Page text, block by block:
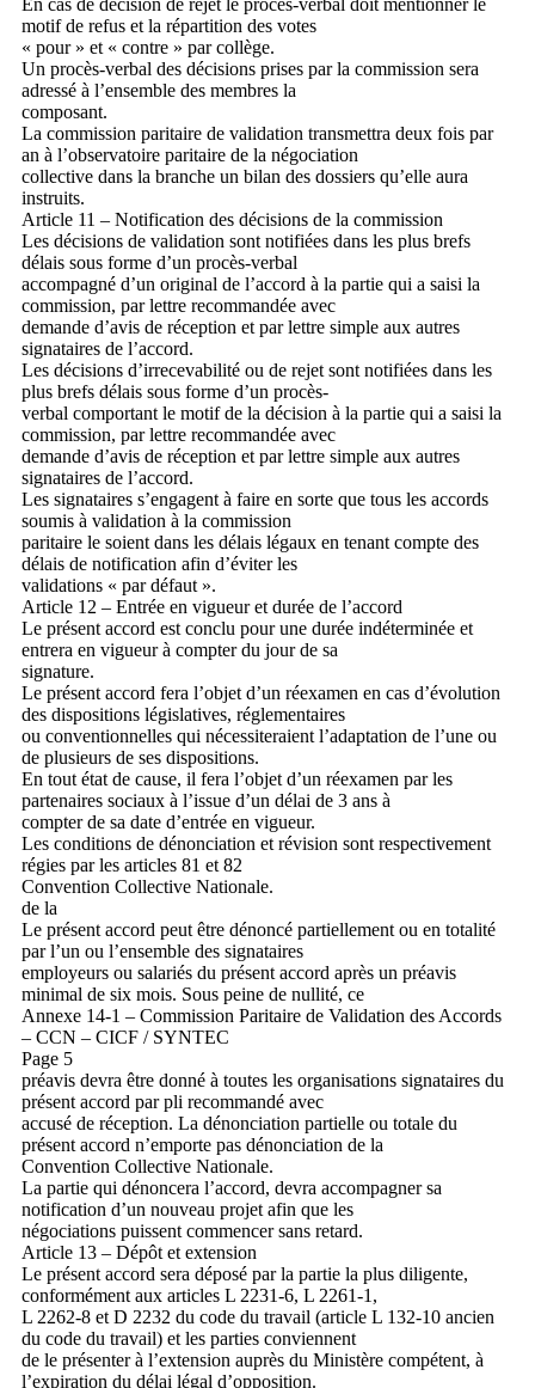
En cas de décision de rejet le procès-verbal doit mentionner le
motif de refus et la répartition des votes
« pour » et « contre » par collège.
Un procès-verbal des décisions prises par la commission sera
adressé à l’ensemble des membres la
composant.
La commission paritaire de validation transmettra deux fois par
an à l’observatoire paritaire de la négociation
collective dans la branche un bilan des dossiers qu’elle aura
instruits.
Article 11 – Notification des décisions de la commission
Les décisions de validation sont notifiées dans les plus brefs
délais sous forme d’un procès-verbal
accompagné d’un original de l’accord à la partie qui a saisi la
commission, par lettre recommandée avec
demande d’avis de réception et par lettre simple aux autres
signataires de l’accord.
Les décisions d’irrecevabilité ou de rejet sont notifiées dans les
plus brefs délais sous forme d’un procès-
verbal comportant le motif de la décision à la partie qui a saisi la
commission, par lettre recommandée avec
demande d’avis de réception et par lettre simple aux autres
signataires de l’accord.
Les signataires s’engagent à faire en sorte que tous les accords
soumis à validation à la commission
paritaire le soient dans les délais légaux en tenant compte des
délais de notification afin d’éviter les
validations « par défaut ».
Article 12 – Entrée en vigueur et durée de l’accord
Le présent accord est conclu pour une durée indéterminée et
entrera en vigueur à compter du jour de sa
signature.
Le présent accord fera l’objet d’un réexamen en cas d’évolution
des dispositions législatives, réglementaires
ou conventionnelles qui nécessiteraient l’adaptation de l’une ou
de plusieurs de ses dispositions.
En tout état de cause, il fera l’objet d’un réexamen par les
partenaires sociaux à l’issue d’un délai de 3 ans à
compter de sa date d’entrée en vigueur.
Les conditions de dénonciation et révision sont respectivement
régies par les articles 81 et 82
Convention Collective Nationale.
de la
Le présent accord peut être dénoncé partiellement ou en totalité
par l’un ou l’ensemble des signataires
employeurs ou salariés du présent accord après un préavis
minimal de six mois. Sous peine de nullité, ce
Annexe 14-1 – Commission Paritaire de Validation des Accords
– CCN – CICF / SYNTEC
Page 5
préavis devra être donné à toutes les organisations signataires du
présent accord par pli recommandé avec
accusé de réception. La dénonciation partielle ou totale du
présent accord n’emporte pas dénonciation de la
Convention Collective Nationale.
La partie qui dénoncera l’accord, devra accompagner sa
notification d’un nouveau projet afin que les
négociations puissent commencer sans retard.
Article 13 – Dépôt et extension
Le présent accord sera déposé par la partie la plus diligente,
conformément aux articles L 2231-6, L 2261-1,
L 2262-8 et D 2232 du code du travail (article L 132-10 ancien
du code du travail) et les parties conviennent
de le présenter à l’extension auprès du Ministère compétent, à
l’expiration du délai légal d’opposition.